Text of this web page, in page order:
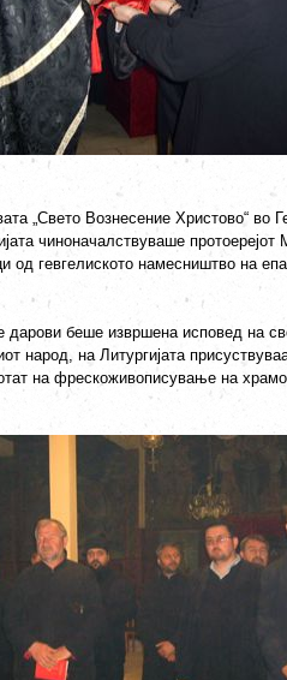
„Свето Вознесение Христово“ во
чиноначалствуваше
од гевгелиското намесништво на
дарови беше извршена исповед на
народ, на Литургијата
на фрескоживописување на